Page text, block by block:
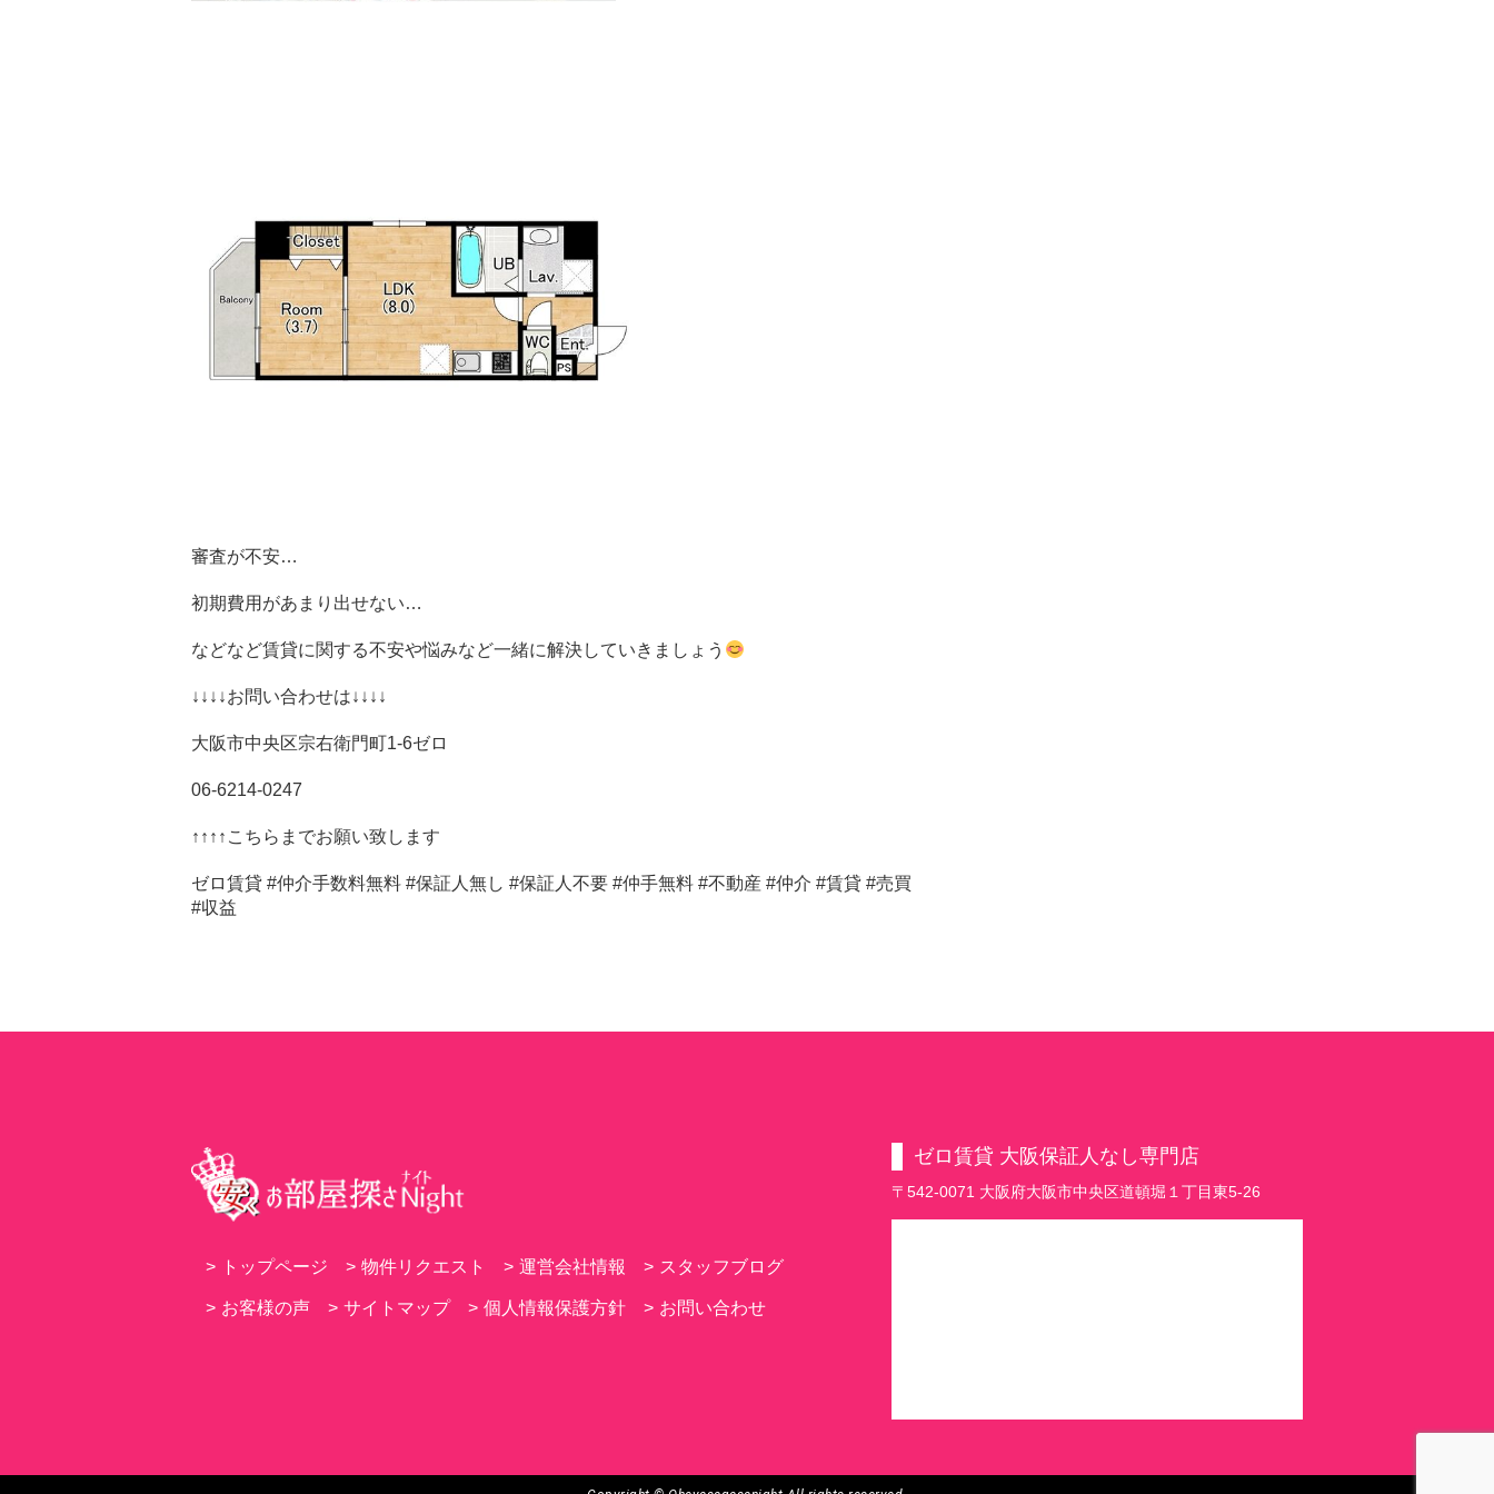
審査が不安…
初期費用があまり出せない…
などなど賃貸に関する不安や悩みなど一緒に解決していきましょう
↓↓↓↓お問い合わせは↓↓↓↓
大阪市中央区宗右衛門町1-6ゼロ
06-6214-0247
↑↑↑↑こちらまでお願い致します
ゼロ賃貸 #仲介手数料無料 #保証人無し #保証人不要 #仲手無料 #不動産 #仲介 #賃貸 #売買
#収益
> トップページ > 物件リクエスト > 運営会社情報 > スタッフブログ
> お客様の声 > サイトマップ > 個人情報保護方針 > お問い合わせ
ゼロ賃貸 大阪保証人なし専門店
〒542-0071 大阪府大阪市中央区道頓堀１丁目東5-26